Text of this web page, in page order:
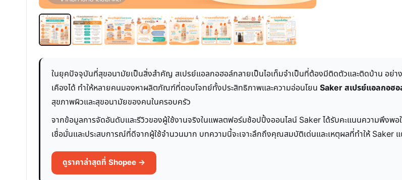
ในยุคปัจจุบันที่สุขอนามัยเป็นสิ่งสำคัญ สเปรย์แอลกอฮอล์กลายเป็นไอเท็มจำเป็นที่ต้องมีติดตัวและติดบ้าน อย่า
เคืองได้ ทำให้หลายคนมองหาผลิตภัณฑ์ที่ตอบโจทย์ทั้งประสิทธิภาพและความอ่อนโยน Saker สเปรย์แอลกอฮ
สุขภาพผิวและสุขอนามัยของคนในครอบครัว
จากข้อมูลการจัดอันดับและรีวิวของผู้ใช้งานจริงในแพลตฟอร์มช้อปปิ้งออนไลน์ Saker ได้รับคะแนนความพึงพ
เชื่อมั่นและประสบการณ์ที่ดีจากผู้ใช้จำนวนมาก บทความนี้จะเจาะลึกถึงคุณสมบัติเด่นและเหตุผลที่ทำให้
ดูราคาล่าสุดที่ Shopee →